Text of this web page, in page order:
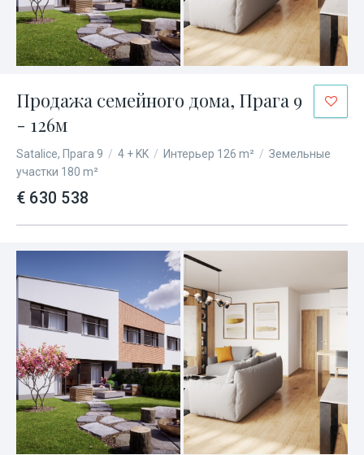
Продажа семейного дома, Прага 9
- 126м
Satalice, Прага 9 / 4 + KK / Интерьер 126 m² / Земельные
участки 180 m²
€ 630 538